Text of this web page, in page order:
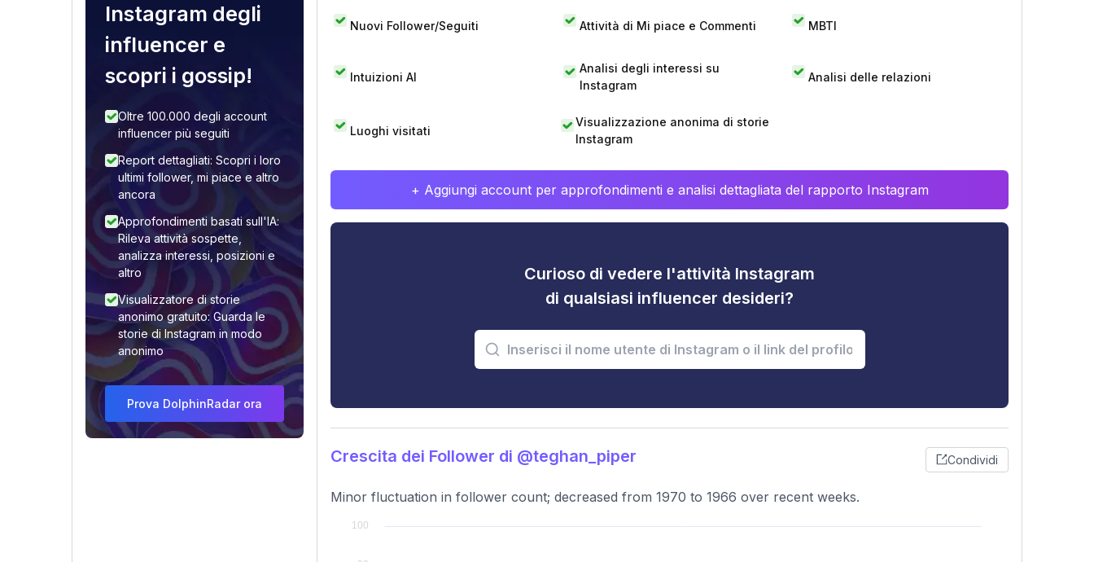
Instagram degli
influencer e
scopri i gossip!
Oltre 100.000 degli account
influencer più seguiti
Report dettagliati: Scopri i loro
ultimi follower, mi piace e altro
ancora
Approfondimenti basati sull'IA:
Rileva attività sospette,
analizza interessi, posizioni e
altro
Visualizzatore di storie
anonimo gratuito: Guarda le
storie di Instagram in modo
anonimo
Prova DolphinRadar ora
Nuovi Follower/Seguiti Attività di Mi piace e Commenti MBTI
Intuizioni AI
Analisi degli interessi su
Instagram
Analisi delle relazioni
Luoghi visitati
Visualizzazione anonima di storie
Instagram
+ Aggiungi account per approfondimenti e analisi dettagliata del rapporto Instagram
Curioso di vedere l'attività Instagram
di qualsiasi influencer desideri?
Crescita dei Follower di @teghan_piper Condividi
Minor fluctuation in follower count; decreased from 1970 to 1966 over recent weeks.